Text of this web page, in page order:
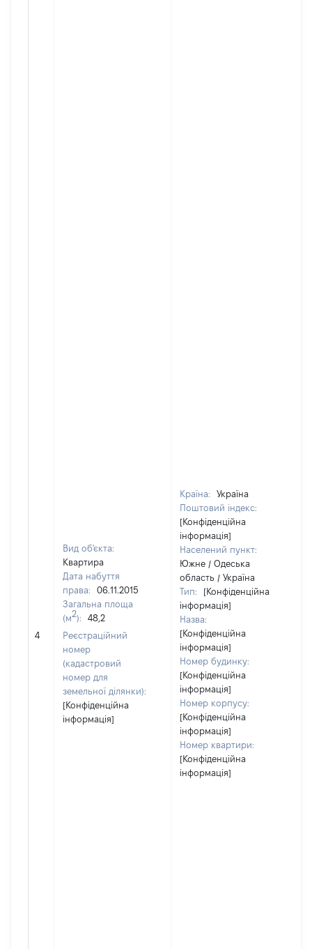
4
Вид об'єкта:
Квартира
Дата набуття
права:
06.11.2015
Загальна площа
(м2):
48,2
Реєстраційний
номер
(кадастровий
номер для
земельної ділянки):
[Конфіденційна
інформація]
Країна:
Україна
Поштовий індекс:
[Конфіденційна
інформація]
Населений пункт:
Южне / Одеська
область / Україна
Тип:
[Конфіденційна
інформація]
Назва:
[Конфіденційна
інформація]
Номер будинку:
[Конфіденційна
інформація]
Номер корпусу:
[Конфіденційна
інформація]
Номер квартири:
[Конфіденційна
інформація]